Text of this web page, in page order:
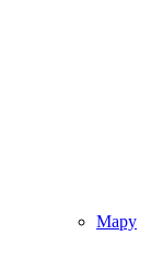
Mapy